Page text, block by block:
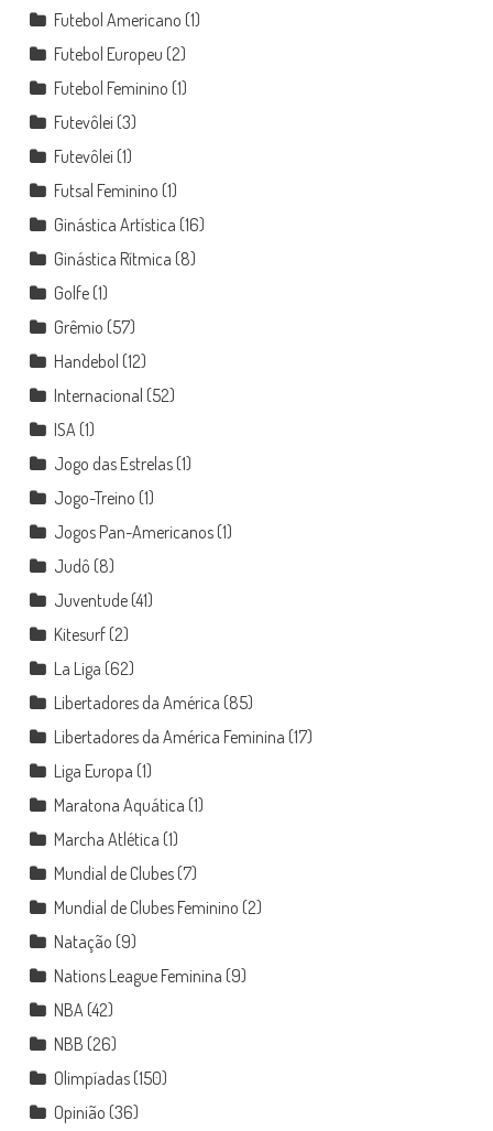
Futebol Americano (1)
Futebol Europeu (2)
Futebol Feminino (1)
Futevôlei (3)
Futevôlei (1)
Futsal Feminino (1)
Ginástica Artística (16)
Ginástica Rítmica (8)
Golfe(1)
Grêmio (57)
Handebol (12)
Internacional (52)
ISA(1)
Jogo das Estrelas(1)
Jogo-Treino (1)
Jogos Pan-Americanos(1)
Judô (8)
Juventude(41)
Kitesurf(2)
La Liga (62)
Libertadores da América (85)
Libertadores da América Feminina (17)
Liga Europa (1)
Maratona Aquática (1)
Marcha Atlética (1)
Mundial de Clubes(7)
Mundial de Clubes Feminino (2)
Natação (9)
Nations League Feminina (9)
NBA(42)
NBB (26)
Olimpíadas(150)
Opinião (36)